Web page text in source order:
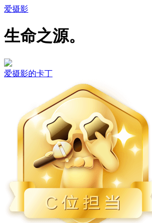
爱摄影
生命之源。
爱摄影的卡丁